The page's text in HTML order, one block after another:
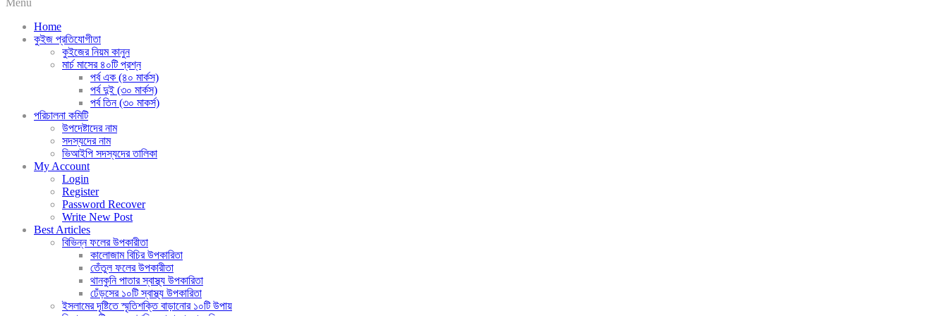
Menu
Home
কুইজ প্রতিযোগীতা
কুইজের নিয়ম কানুন
মার্চ মাসের ৪০টি প্রশ্ন
পর্ব এক (৪০ মার্কস)
পর্ব দুই (৩০ মার্কস)
পর্ব তিন (৩০ মাকর্স)
পরিচালনা কমিটি
উপদেষ্টাদের নাম
সদস্যদের নাম
ভিআইপি সদস্যদের তালিকা
My Account
Login
Register
Password Recover
Write New Post
Best Articles
বিভিন্ন ফলের উপকারীতা
কালোজাম বিচির উপকারিতা
তেঁতুল ফলের উপকারীতা
থানকুনি পাতার স্বাস্থ্য উপকারিতা
ঢেঁড়সের ১০টি স্বাস্থ্য উপকারিতা
ইসলামের দৃষ্টিতে স্মৃতিশক্তি বাড়ানোর ১০টি উপায়